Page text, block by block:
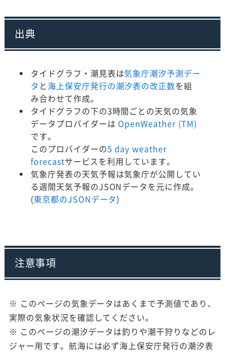
出典
タイドグラフ・潮見表は気象庁潮汐予測デー
タ と 海上保安庁発行の潮汐表の改正数を組
み合わせて作成。
タイドグラフの下の3時間ごとの天気の気象
データプロバイダーは OpenWeather (TM)
です。
このプロバイダーの5 day weather
forecastサービスを利用しています。
気象庁発表の天気予報は気象庁が公開してい
る週間天気予報のJSONデータを元に作成。
(東京都のJSONデータ)
注意事項
※ このページの気象データはあくまで予測値であり、
実際の気象状況を確認してください。
※ このページの潮汐データは釣りや潮干狩りなどのレ
ジャー用です。航海には必ず海上保安庁発行の潮汐表